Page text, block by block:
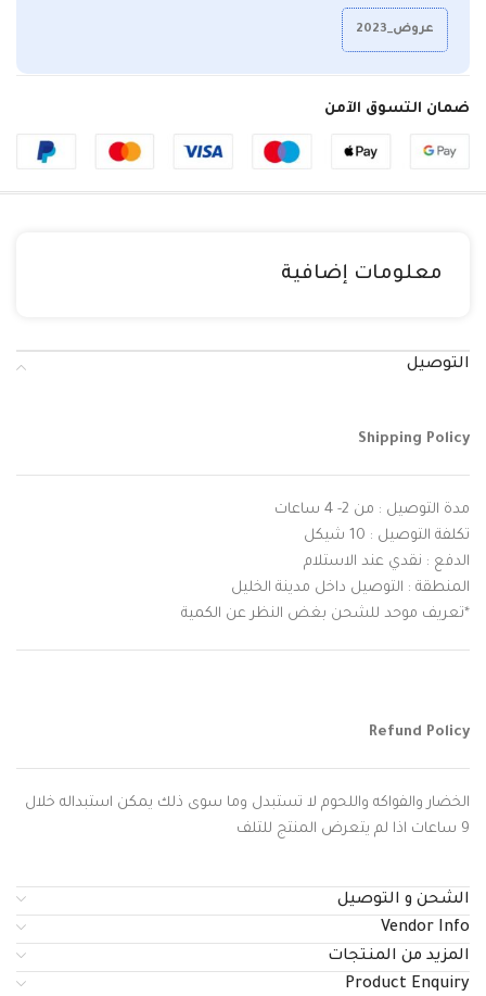
عروض_2023
ضمان التسوق الآمن
معلومات إضافية
التوصيل
Shipping Policy
مدة التوصيل : من 2- 4 ساعات
تكلفة التوصيل : 10 شيكل
الدفع : نقدي عند الاستلام
المنطقة : التوصيل داخل مدينة الخليل
*تعريف موحد للشحن بغض النظر عن الكمية
Refund Policy
الخضار والفواكه واللحوم لا تستبدل وما سوى ذلك يمكن استبداله خلال
9 ساعات اذا لم يتعرض المنتج للتلف
الشحن و التوصيل
Vendor Info
المزيد من المنتجات
Product Enquiry